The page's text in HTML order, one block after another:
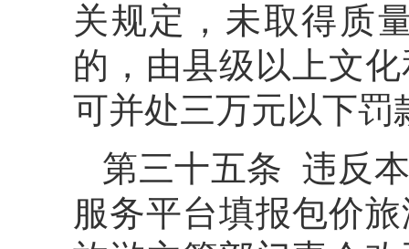
关规定，未取得质
的，由县级以上文
可并处三万元以下罚
第三十五条 违反
服务平台填报包价